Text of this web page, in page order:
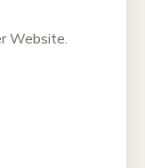
Website.